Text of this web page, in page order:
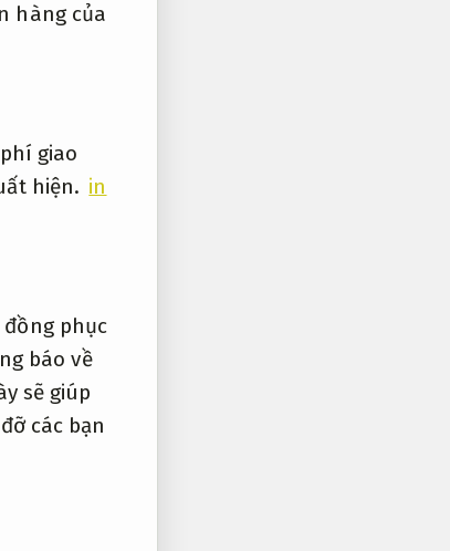
hàng của
giao
hiện. in
phục
báo về
sẽ giúp
các bạn